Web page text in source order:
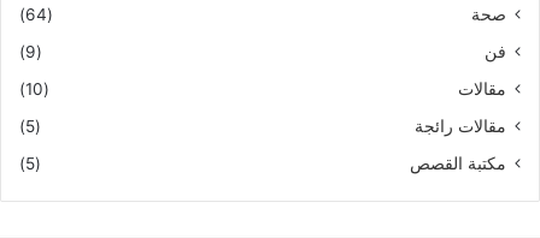
صحة
(64)
فن
(9)
مقالات
(10)
مقالات رائجة
(5)
مكتبة القصص
(5)